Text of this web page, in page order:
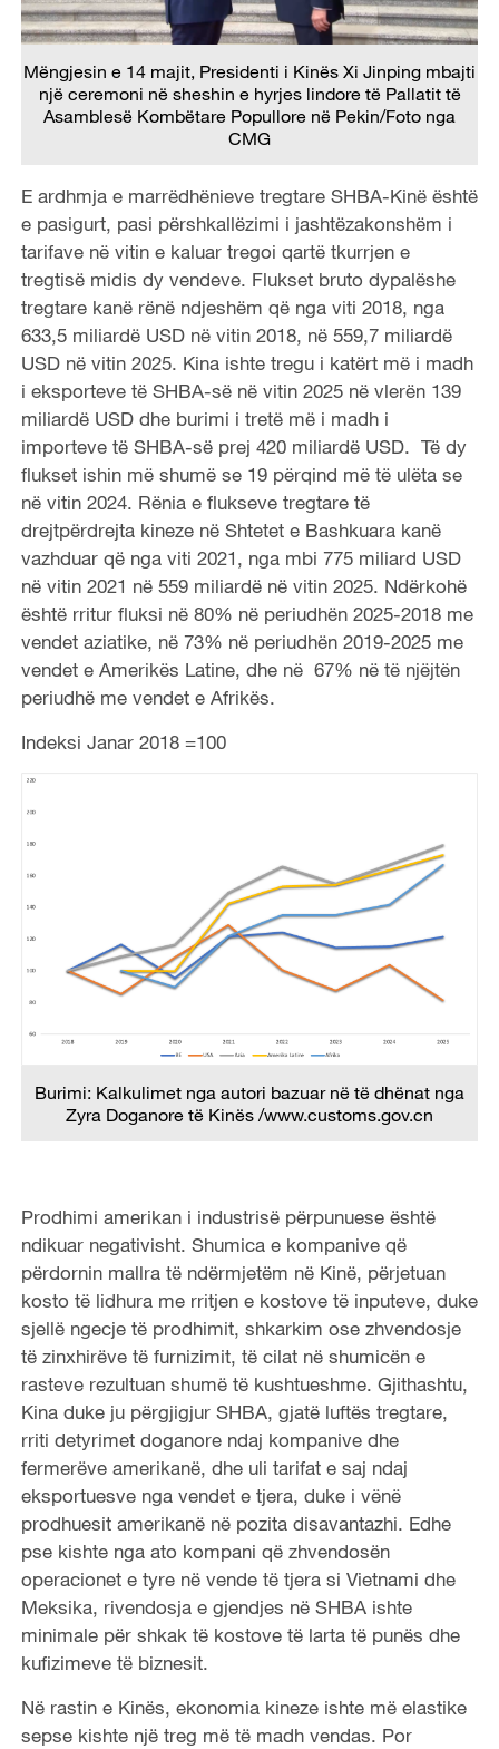
Mëngjesin e 14 majit, Presidenti i Kinës Xi Jinping mbajti
një ceremoni në sheshin e hyrjes lindore të Pallatit të
Asamblesë Kombëtare Popullore në Pekin/Foto nga
CMG
E ardhmja e marrëdhënieve tregtare SHBA-Kinë është
e pasigurt, pasi përshkallëzimi i jashtëzakonshëm i
tarifave në vitin e kaluar tregoi qartë tkurrjen e
tregtisë midis dy vendeve. Flukset bruto dypalëshe
tregtare kanë rënë ndjeshëm që nga viti 2018, nga
633,5 miliardë USD në vitin 2018, në 559,7 miliardë
USD në vitin 2025. Kina ishte tregu i katërt më i madh
i eksporteve të SHBA-së në vitin 2025 në vlerën 139
miliardë USD dhe burimi i tretë më i madh i
importeve të SHBA-së prej 420 miliardë USD. Të dy
flukset ishin më shumë se 19 përqind më të ulëta se
në vitin 2024. Rënia e flukseve tregtare të
drejtpërdrejta kineze në Shtetet e Bashkuara kanë
vazhduar që nga viti 2021, nga mbi 775 miliard USD
në vitin 2021 në 559 miliardë në vitin 2025. Ndërkohë
është rritur fluksi në 80% në periudhën 2025-2018 me
vendet aziatike, në 73% në periudhën 2019-2025 me
vendet e Amerikës Latine, dhe në 67% në të njëjtën
periudhë me vendet e Afrikës.
Indeksi Janar 2018 =100
Burimi: Kalkulimet nga autori bazuar në të dhënat nga
Zyra Doganore të Kinës /www.customs.gov.cn
Prodhimi amerikan i industrisë përpunuese është
ndikuar negativisht. Shumica e kompanive që
përdornin mallra të ndërmjetëm në Kinë, përjetuan
kosto të lidhura me rritjen e kostove të inputeve, duke
sjellë ngecje të prodhimit, shkarkim ose zhvendosje
të zinxhirëve të furnizimit, të cilat në shumicën e
rasteve rezultuan shumë të kushtueshme. Gjithashtu,
Kina duke ju përgjigjur SHBA, gjatë luftës tregtare,
rriti detyrimet doganore ndaj kompanive dhe
fermerëve amerikanë, dhe uli tarifat e saj ndaj
eksportuesve nga vendet e tjera, duke i vënë
prodhuesit amerikanë në pozita disavantazhi. Edhe
pse kishte nga ato kompani që zhvendosën
operacionet e tyre në vende të tjera si Vietnami dhe
Meksika, rivendosja e gjendjes në SHBA ishte
minimale për shkak të kostove të larta të punës dhe
kufizimeve të biznesit.
Në rastin e Kinës, ekonomia kineze ishte më elastike
sepse kishte një treg më të madh vendas. Por